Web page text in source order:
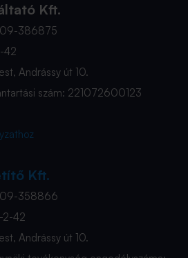
Kft.
09-386875
42
Andrássy út 10.
szám: 221072600123
Kft.
09-358866
2-42
Andrássy út 10.